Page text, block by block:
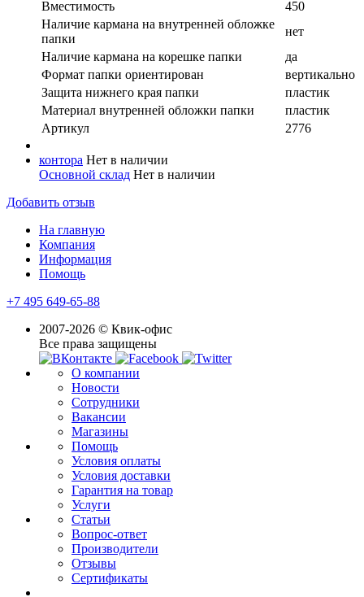
Вместимость
450
Наличие кармана на внутренней обложке
папки
нет
Наличие кармана на корешке папки
да
Формат папки ориентирован
вертикально
Защита нижнего края папки
пластик
Материал внутренней обложки папки
пластик
Артикул
2776
контора Нет в наличии
Основной склад Нет в наличии
Добавить отзыв
На главную
Компания
Информация
Помощь
+7 495 649-65-88
2007-2026 © Квик-офис
Все права защищены
О компании
Новости
Сотрудники
Вакансии
Магазины
Помощь
Условия оплаты
Условия доставки
Гарантия на товар
Услуги
Статьи
Вопрос-ответ
Производители
Отзывы
Сертификаты